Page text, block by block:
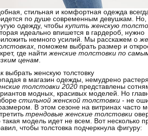
стильная и комфортная одежда
по душе современным девушкам. Но,
одежду, чтобы купить женскую
идеально впишется в гардероб, нужно
немного усилий. Мы расскажем о
, поможем выбрать размер и
где найти женские толстовки по
ценам
выбрать женскую толстовку
в магазин одежды, немудрено
толстовки 2020 представлены
модных, красивых моделей. Но
стильной женской толстовки - не
В этом сезоне на витринах часто
трендовые женские толстовки
такая модель идет не всем. Вот несколько
чтобы толстовка подчеркнула фигуру: